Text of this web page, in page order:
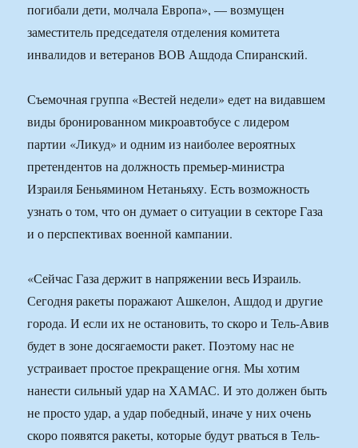
погибали дети, молчала Европа», — возмущен
заместитель председателя отделения комитета
инвалидов и ветеранов ВОВ Ашдода Спиранский.
Съемочная группа «Вестей недели» едет на видавшем
виды бронированном микроавтобусе с лидером
партии «Ликуд» и одним из наиболее вероятных
претендентов на должность премьер-министра
Израиля Беньямином Нетаньяху. Есть возможность
узнать о том, что он думает о ситуации в секторе Газа
и о перспективах военной кампании.
«Сейчас Газа держит в напряжении весь Израиль.
Сегодня ракеты поражают Ашкелон, Ашдод и другие
города. И если их не остановить, то скоро и Тель-Авив
будет в зоне досягаемости ракет. Поэтому нас не
устраивает простое прекращение огня. Мы хотим
нанести сильный удар на ХАМАС. И это должен быть
не просто удар, а удар победный, иначе у них очень
скоро появятся ракеты, которые будут рваться в Тель-